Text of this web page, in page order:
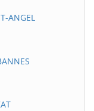
ANGEL